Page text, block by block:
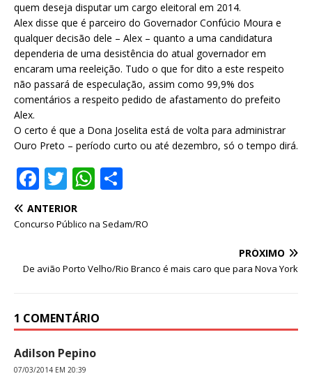
quem deseja disputar um cargo eleitoral em 2014.
Alex disse que é parceiro do Governador Confúcio Moura e
qualquer decisão dele – Alex – quanto a uma candidatura
dependeria de uma desistência do atual governador em
encaram uma reeleição. Tudo o que for dito a este respeito
não passará de especulação, assim como 99,9% dos
comentários a respeito pedido de afastamento do prefeito
Alex.
O certo é que a Dona Joselita está de volta para administrar
Ouro Preto – período curto ou até dezembro, só o tempo dirá.
F
a
c
b
o
k
T
w
it
r
W
at
A
p
ar
ANTERIOR
Concurso Público na Sedam/RO
PRÓXIMO
De avião Porto Velho/Rio Branco é mais caro que para Nova York
1 COMENTÁRIO
Adilson Pepino
07/03/2014 EM 20:39